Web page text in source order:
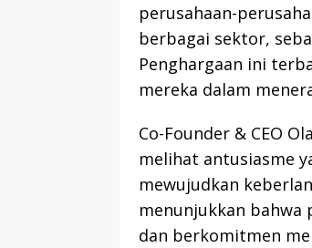
perusahaan-
berbagai sektor,
Penghargaan ini
mereka dalam
Co-Founder & CEO
melihat antusiasme
mewujudkan
menunjukkan bahwa
dan berkomitmen